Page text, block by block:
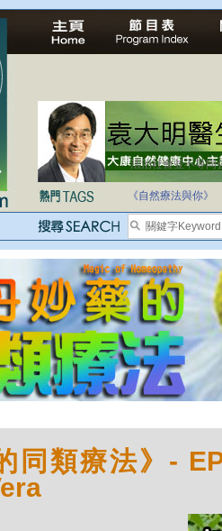
法治社會並不等同
自家教育合法化-
《自然療法與你》
同類療法》-